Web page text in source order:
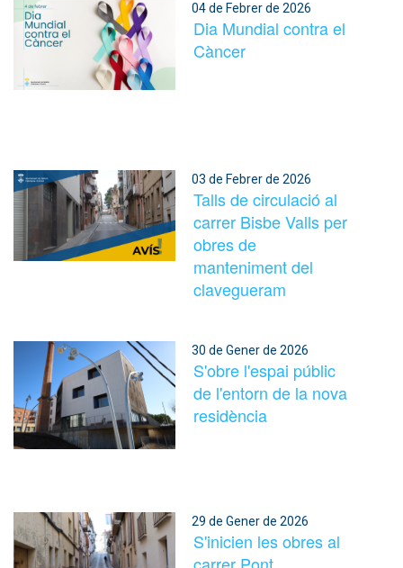
04 de Febrer de 2026
Dia Mundial contra el
Càncer
03 de Febrer de 2026
Talls de circulació al
carrer Bisbe Valls per
obres de
manteniment del
clavegueram
30 de Gener de 2026
S'obre l'espai públic
de l'entorn de la nova
residència
29 de Gener de 2026
S'inicien les obres al